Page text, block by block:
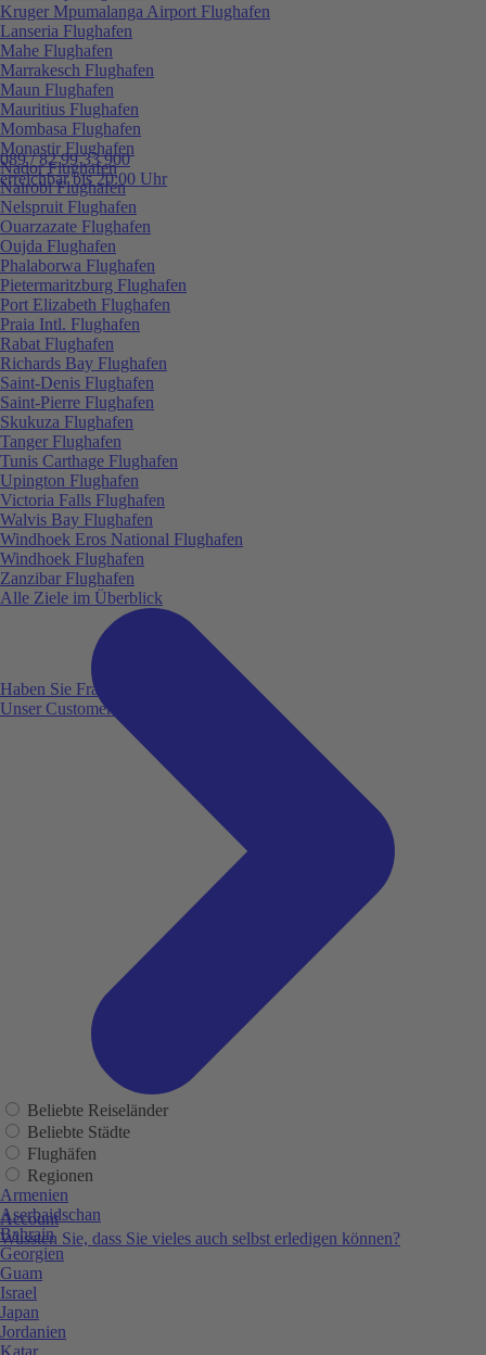
089 / 82 99 33 900
erreichbar bis 20:00 Uhr
Haben Sie Fragen?
Unser Customer Service ist für Sie da!
Account
Wussten Sie, dass Sie vieles auch selbst erledigen können?
Kruger Mpumalanga Airport Flughafen
Lanseria Flughafen
Mahe Flughafen
Marrakesch Flughafen
Maun Flughafen
Mauritius Flughafen
Mombasa Flughafen
Monastir Flughafen
Nador Flughafen
Nairobi Flughafen
Nelspruit Flughafen
Ouarzazate Flughafen
Oujda Flughafen
Phalaborwa Flughafen
Pietermaritzburg Flughafen
Port Elizabeth Flughafen
Praia Intl. Flughafen
Rabat Flughafen
Richards Bay Flughafen
Saint-Denis Flughafen
Saint-Pierre Flughafen
Skukuza Flughafen
Tanger Flughafen
Tunis Carthage Flughafen
Upington Flughafen
Victoria Falls Flughafen
Walvis Bay Flughafen
Windhoek Eros National Flughafen
Windhoek Flughafen
Zanzibar Flughafen
Alle Ziele im Überblick
Beliebte Reiseländer
Beliebte Städte
Flughäfen
Regionen
Armenien
Aserbaidschan
Bahrain
Georgien
Guam
Israel
Japan
Jordanien
Katar